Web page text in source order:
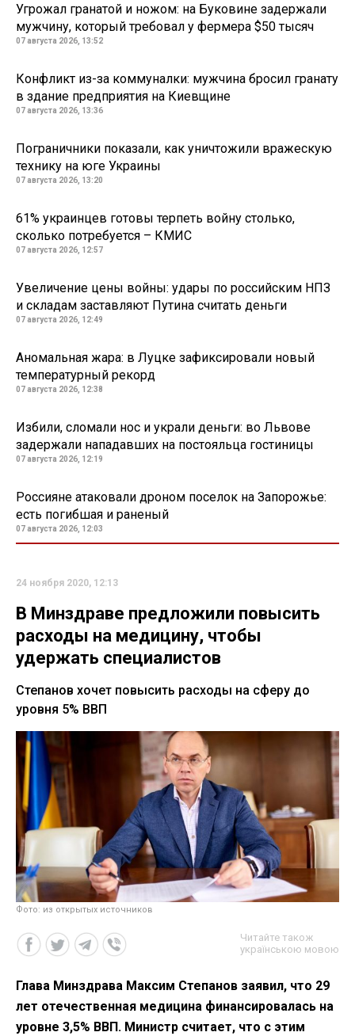
Угрожал гранатой и ножом: на Буковине задержали
мужчину, который требовал у фермера $50 тысяч
07 августа 2026, 13:52
Конфликт из-за коммуналки: мужчина бросил гранату
в здание предприятия на Киевщине
07 августа 2026, 13:36
Пограничники показали, как уничтожили вражескую
технику на юге Украины
07 августа 2026, 13:20
61% украинцев готовы терпеть войну столько,
сколько потребуется – КМИС
07 августа 2026, 12:57
Увеличение цены войны: удары по российским НПЗ
и складам заставляют Путина считать деньги
07 августа 2026, 12:49
Аномальная жара: в Луцке зафиксировали новый
температурный рекорд
07 августа 2026, 12:38
Избили, сломали нос и украли деньги: во Львове
задержали нападавших на постояльца гостиницы
07 августа 2026, 12:19
Россияне атаковали дроном поселок на Запорожье:
есть погибшая и раненый
07 августа 2026, 12:03
24 ноября 2020, 12:13
В Минздраве предложили повысить
расходы на медицину, чтобы
удержать специалистов
Степанов хочет повысить расходы на сферу до
уровня 5% ВВП
Фото: из открытых источников
Читайте також
українською мовою
Глава Минздрава Максим Степанов заявил, что 29
лет отечественная медицина финансировалась на
уровне 3,5% ВВП. Министр считает, что с этим